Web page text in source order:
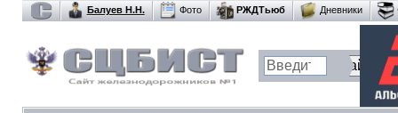
Балуев Н.Н. Фото РЖДТьюб Дневники